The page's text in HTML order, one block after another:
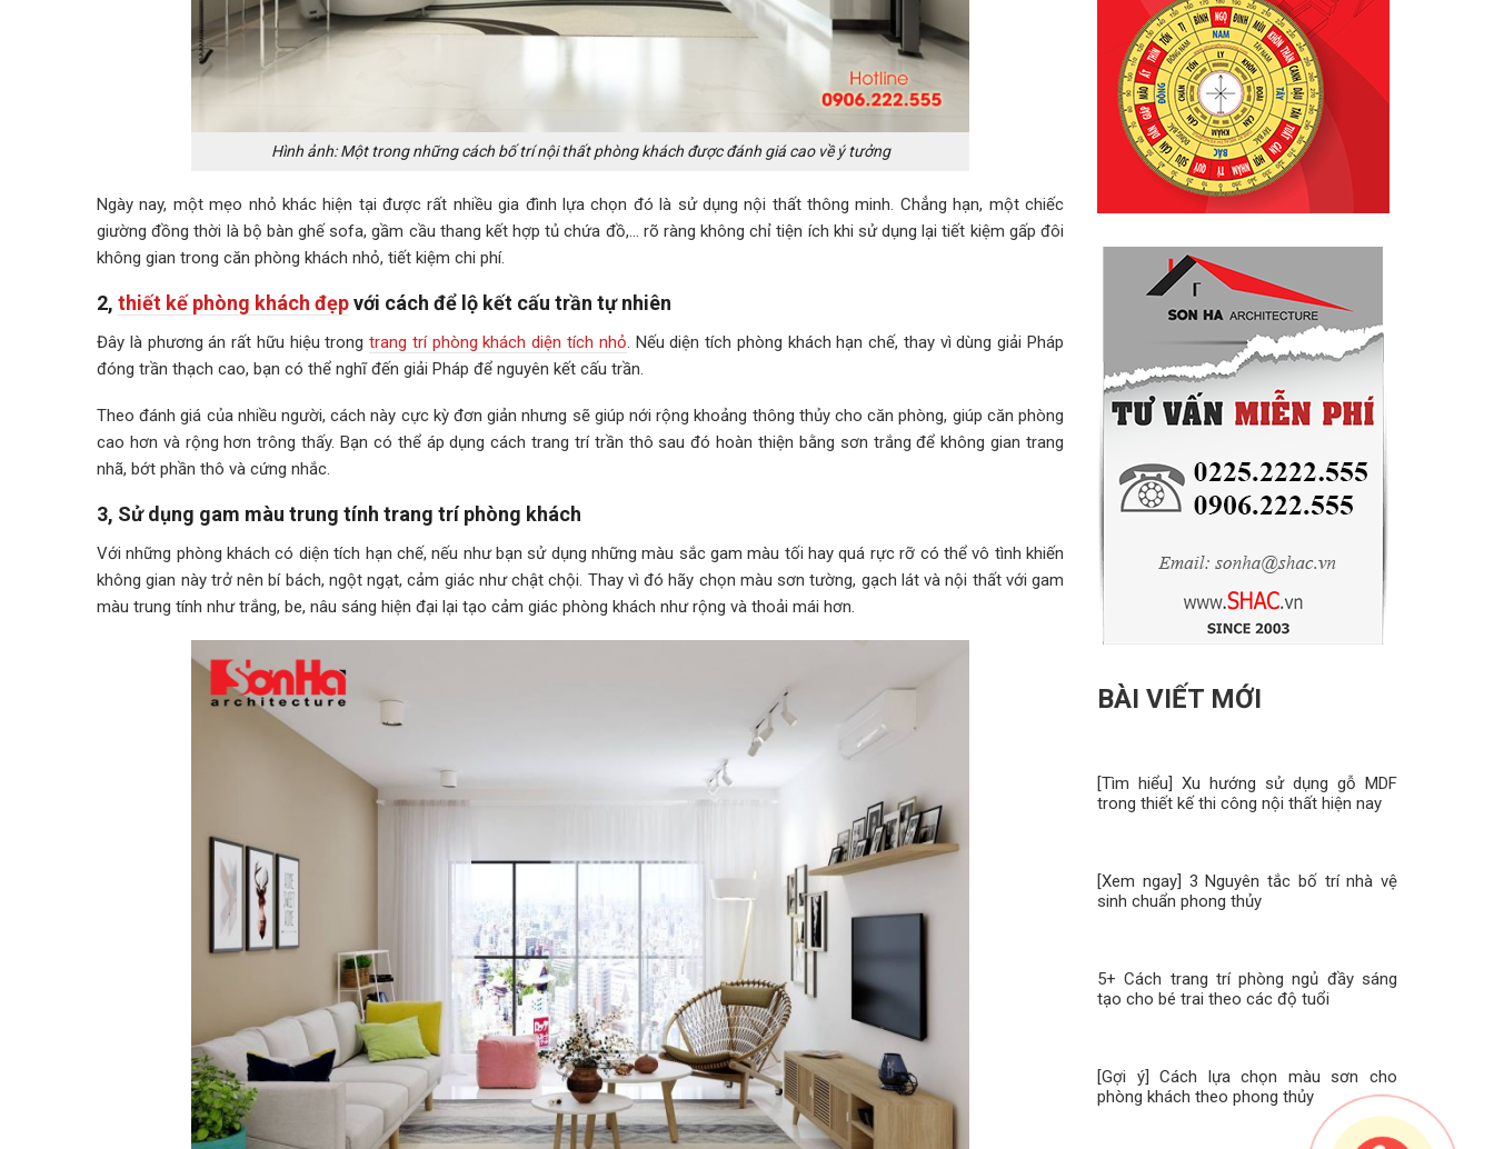
Hình ảnh: Một trong những cách bố trí nội thất phòng khách được đánh giá cao về ý tưởng
Ngày nay, một mẹo nhỏ khác hiện tại được rất nhiều gia đình lựa chọn đó là sử dụng nội thất thông minh. Chẳng hạn, một chiếc
giường đồng thời là bộ bàn ghế sofa, gầm cầu thang kết hợp tủ chứa đồ,… rõ ràng không chỉ tiện ích khi sử dụng lại tiết kiệm gấp đôi
không gian trong căn phòng khách nhỏ, tiết kiệm chi phí.
2, thiết kế phòng khách đẹpvới cách để lộ kết cấu trần tự nhiên
Đây là phương án rất hữu hiệu trongtrang trí phòng khách diện tích nhỏ. Nếu diện tích phòng khách hạn chế, thay vì dùng giải Pháp
đóng trần thạch cao, bạn có thể nghĩ đến giải Pháp để nguyên kết cấu trần.
Theo đánh giá của nhiều người, cách này cực kỳ đơn giản nhưng sẽ giúp nới rộng khoảng thông thủy cho căn phòng, giúp căn phòng
cao hơn và rộng hơn trông thấy. Bạn có thể áp dụng cách trang trí trần thô sau đó hoàn thiện bằng sơn trắng để không gian trang
nhã, bớt phần thô và cứng nhắc.
3, Sử dụng gam màu trung tính trang trí phòng khách
Với những phòng khách có diện tích hạn chế, nếu như bạn sử dụng những màu sắc gam màu tối hay quá rực rỡ có thể vô tình khiến
không gian này trở nên bí bách, ngột ngạt, cảm giác như chật chội. Thay vì đó hãy chọn màu sơn tường, gạch lát và nội thất với gam
màu trung tính như trắng, be, nâu sáng hiện đại lại tạo cảm giác phòng khách như rộng và thoải mái hơn.
BÀI VIẾT MỚI
[Tìm hiểu] Xu hướng sử dụng gỗ MDF
trong thiết kế thi công nội thất hiện nay
[Xem ngay] 3 Nguyên tắc bố trí nhà vệ
sinh chuẩn phong thủy
5+ Cách trang trí phòng ngủ đầy sáng
tạo cho bé trai theo các độ tuổi
[Gợi ý] Cách lựa chọn màu sơn cho
phòng khách theo phong thủy